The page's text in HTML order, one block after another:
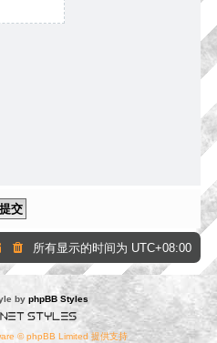
所有显示的时间为 UTC+08:00
by phpBB Styles
© phpBB Limited 提供支持